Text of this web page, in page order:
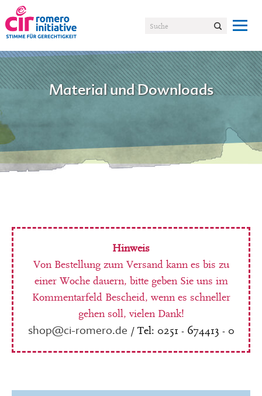
Material und Downloads
Hinweis
Von Bestellung zum Versand kann es bis zu
einer Woche dauern, bitte geben Sie uns im
Kommentarfeld Bescheid, wenn es schneller
gehen soll, vielen Dank!
shop@ci-romero.de / Tel: 0251 - 674413 - 0